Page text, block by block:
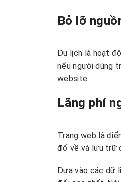
Bỏ lỡ
Du lịch là hoạt
nếu người dùng
website.
Lãng phí
Trang web là
đổ về và lưu trữ
Dựa vào các dữ